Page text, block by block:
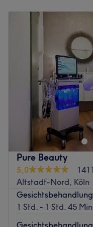
Dienstag
Mittwoch
Freitag
Samstag
Sonntag
Bei deinem Besuch
Zollstock kannst du
mit hochwertigen
verschönern lassen.
Körperstraffungen und
diesem tollen Salon ist
von modernen
Produkten angeboten
Pure Beauty
5,0
Altstadt-Nord, Köln
1 Std. - 1 Std. 45